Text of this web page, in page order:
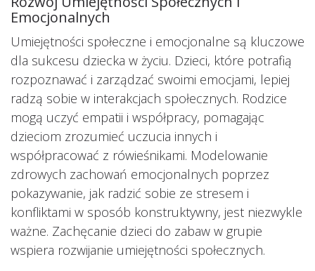
Emocjonalnych
Umiejętności społeczne i emocjonalne są kluczowe
dla sukcesu dziecka w życiu. Dzieci, które potrafią
rozpoznawać i zarządzać swoimi emocjami, lepiej
radzą sobie w interakcjach społecznych. Rodzice
mogą uczyć empatii i współpracy, pomagając
dzieciom zrozumieć uczucia innych i
współpracować z rówieśnikami. Modelowanie
zdrowych zachowań emocjonalnych poprzez
pokazywanie, jak radzić sobie ze stresem i
konfliktami w sposób konstruktywny, jest niezwykle
ważne. Zachęcanie dzieci do zabaw w grupie
wspiera rozwijanie umiejętności społecznych.